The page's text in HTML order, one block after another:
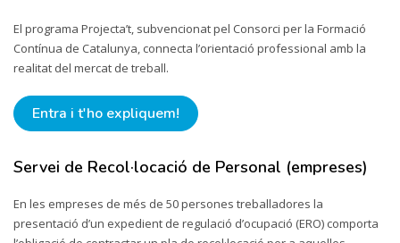
El programa Projecta’t, subvencionat pel Consorci per la Formació
Contínua de Catalunya, connecta l’orientació professional amb la
realitat del mercat de treball.
Entra i t'ho expliquem!
Servei de Recol·locació de Personal (empreses)
En les empreses de més de 50 persones treballadores la
presentació d’un expedient de regulació d’ocupació (ERO) comporta